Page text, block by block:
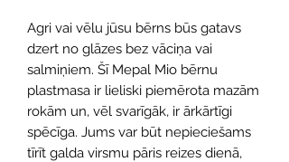
Agri vai vēlu jūsu bērns būs gatavs
dzert no glāzes bez vāciņa vai
salmiņiem. Šī Mepal Mio bērnu
plastmasa ir lieliski piemērota mazām
rokām un, vēl svarīgāk, ir ārkārtīgi
spēcīga. Jums var būt nepieciešams
tīrīt galda virsmu pāris reizes dienā,